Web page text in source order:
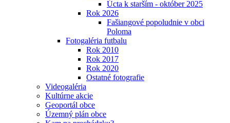
Úcta k starším - október 2025
Rok 2026
Fašiangové popoludnie v obci
Poloma
Fotogaléria futbalu
Rok 2010
Rok 2017
Rok 2020
Ostatné fotografie
Videogaléria
Kultúrne akcie
Geoportál obce
Územný plán obce